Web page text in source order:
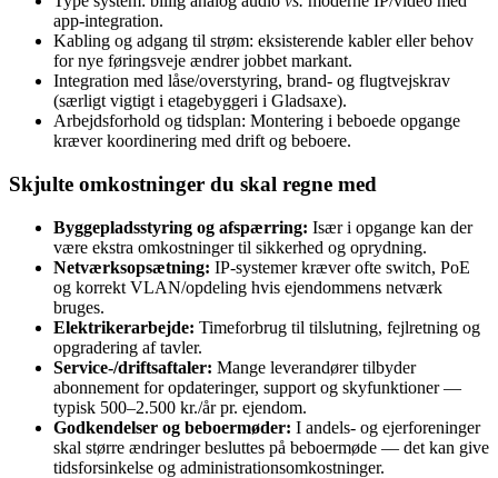
app-integration.
Kabling og adgang til strøm: eksisterende kabler eller behov
for nye føringsveje ændrer jobbet markant.
Integration med låse/overstyring, brand- og flugtvejskrav
(særligt vigtigt i etagebyggeri i Gladsaxe).
Arbejdsforhold og tidsplan: Montering i beboede opgange
kræver koordinering med drift og beboere.
Skjulte omkostninger du skal regne med
Byggepladsstyring og afspærring: Især i opgange kan der
være ekstra omkostninger til sikkerhed og oprydning.
Netværksopsætning: IP-systemer kræver ofte switch, PoE
og korrekt VLAN/opdeling hvis ejendommens netværk
bruges.
Elektrikerarbejde: Timeforbrug til tilslutning, fejlretning og
opgradering af tavler.
Service-/driftsaftaler: Mange leverandører tilbyder
abonnement for opdateringer, support og skyfunktioner —
typisk 500–2.500 kr./år pr. ejendom.
Godkendelser og beboermøder: I andels- og ejerforeninger
skal større ændringer besluttes på beboermøde — det kan give
tidsforsinkelse og administrationsomkostninger.